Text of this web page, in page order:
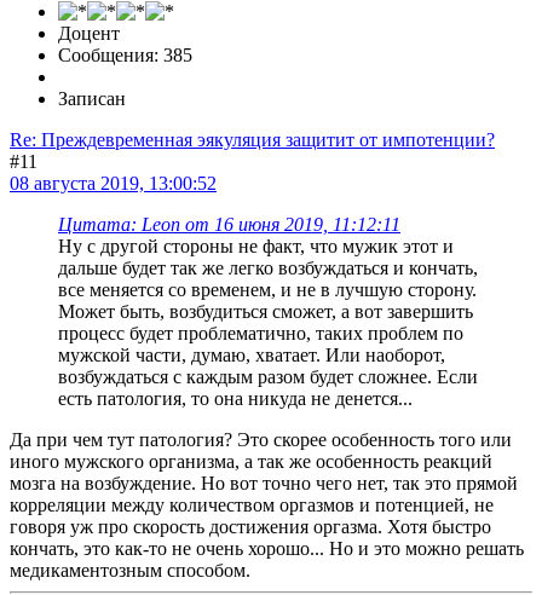
Доцент
Сообщения: 385
Записан
Re: Преждевременная эякуляция защитит от импотенции?
#11
08 августа 2019, 13:00:52
Цитата: Leon от 16 июня 2019, 11:12:11
Ну с другой стороны не факт, что мужик этот и
дальше будет так же легко возбуждаться и кончать,
все меняется со временем, и не в лучшую сторону.
Может быть, возбудиться сможет, а вот завершить
процесс будет проблематично, таких проблем по
мужской части, думаю, хватает. Или наоборот,
возбуждаться с каждым разом будет сложнее. Если
есть патология, то она никуда не денется...
Да при чем тут патология? Это скорее особенность того или
иного мужского организма, а так же особенность реакций
мозга на возбуждение. Но вот точно чего нет, так это прямой
корреляции между количеством оргазмов и потенцией, не
говоря уж про скорость достижения оргазма. Хотя быстро
кончать, это как-то не очень хорошо... Но и это можно решать
медикаментозным способом.